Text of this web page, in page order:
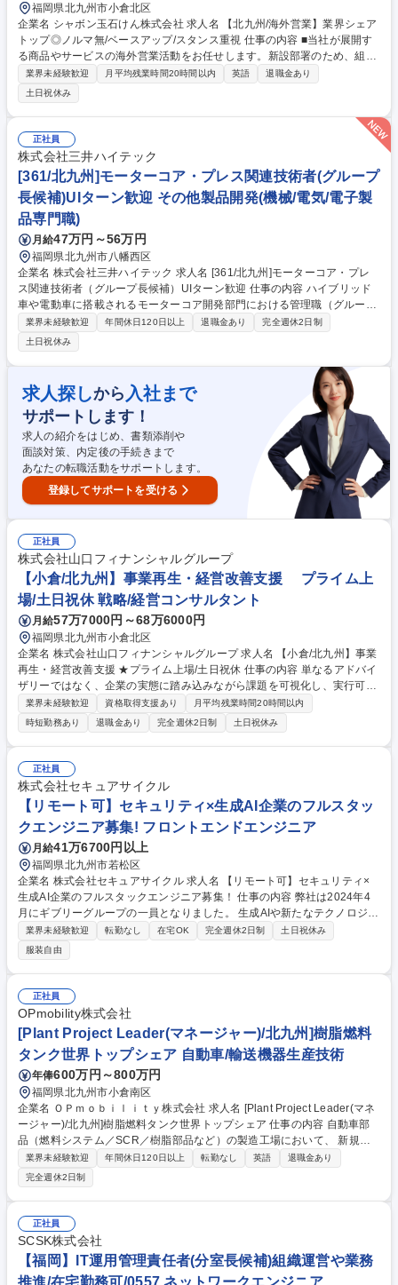
福岡県北九州市小倉北区
企業名 シャボン玉石けん株式会社 求人名 【北九州/海外営業】業界シェア
トップ◎ノルマ無/ベースアップ/スタンス重視 仕事の内容 ■当社が展開す
る商品やサービスの海外営業活動をお任せします。新設部署のため、組織
を拡大化するフェーズに立ち会えるやりがいのあるポジションです。※状
況により国内営業も発生します ■海外取引先の新規開拓：マーケット選定
～契約締結～物流の流れを作るまでを一貫して担当いただきます ■既存代
理店への営業活動：CRM部署とも連携を図りながら国内代理店のノウハ
ウを海外代理店向けに展開いただきます ■申請資料/提案資料/商品カタロ
グの英文作成 ★海外出張は年2～3回ほどで出張期間は1週間～2週間のた
め、基本的には国内に身を置くことができるので生活基盤が安定します！
募集職種 【北九州/海外営業】業界シェアトップ◎ノルマ無/ベースアップ/
スタンス重視
業界未経験歓迎 月平均残業時間20時間以内 英語
退職金あり
土日祝休み
正社員
株式会社三井ハイテック
[361/北九州]モーターコア・プレス関連技術者(グループ
長候補)UIターン歓迎 その他製品開発(機械/電気/電子製
品専門職)
月給47万円～56万円
福岡県北九州市八幡西区
企業名 株式会社三井ハイテック 求人名 [361/北九州]モーターコア・プレ
ス関連技術者（グループ長候補）UIターン歓迎 仕事の内容 ハイブリッド
車や電動車に搭載されるモーターコア開発部門における管理職（グループ
長クラス）として、機械系技術業務または電気系技術業務とマネジメント
を担当いただきます。 【具体的には】 ■モーターコア生産プレス開発・評
価 ■モーターコア生産プレス生準業務 ※経験・スキルに合わせて業務をお
任せしていきます。 ※選考中にリファレンスチェックを実施しますので、
ご了承ください。 募集職種 [361/北九州]モーターコア・プレス関連技術者
（グループ長候補）UIターン歓迎
業界未経験歓迎 年間休日120日以上 退職金あり
完全週休2日制
土日祝休み
求人探しから 入社まで
サポートします！
求人の紹介をはじめ、書類添削や
面談対策、内定後の手続きまで
あなたの転職活動をサポートします。
登録してサポートを受ける
正社員
株式会社山口フィナンシャルグループ
【小倉/北九州】事業再生・経営改善支援 プライム上
場/土日祝休 戦略/経営コンサルタント
月給57万7000円～68万6000円
福岡県北九州市小倉北区
企業名 株式会社山口フィナンシャルグループ 求人名 【小倉/北九州】事業
再生・経営改善支援 ★プライム上場/土日祝休 仕事の内容 単なるアドバイ
ザリーではなく、企業の実態に踏み込みながら課題を可視化し、実行可能
な再生スキームを構築・推進することで、顧客企業の再成長と地域経済の
安定に貢献していただきます。 【再生支援業務の企画・推進】■経営状
況・財務状況の分析、課題抽出■事業再生・経営改善に向けた支援方針・
再生計画の検討■再生支援スキームの企画及び実行支援【関係者との調
整・実行支援】■取引先経営陣との協議・助言■金融機関、外部専門家（コ
ンサル、士業等）との連携■再生計画の進捗管理、フォローアップ※コン
サル会社又は金融機関における再生支援業務経験を活かし、即戦力として
活躍いただくことを期待します。 募集職種 【小倉/北九州】事業再生・経
営改善支援 ★プライム上場/土日祝休
業界未経験歓迎 資格取得支援あり
月平均残業時間20時間以内
時短勤務あり
退職金あり 完全週休2日制 土日祝休み
正社員
株式会社セキュアサイクル
【リモート可】セキュリティ×生成AI企業のフルスタッ
クエンジニア募集! フロントエンドエンジニア
月給41万6700円以上
福岡県北九州市若松区
企業名 株式会社セキュアサイクル 求人名 【リモート可】セキュリティ×
生成AI企業のフルスタックエンジニア募集！ 仕事の内容 弊社は2024年4
月にギブリーグループの一員となりました。 生成AIや新たなテクノロジー
の発展に伴い、情報セキュリティの重要性は増す中で、大手企業様を中心
とした、品質とセキュリティを考慮した 「伴走支援型開発」を行っていま
す。 【具体的な内容】 ・Webアプリケーション開発・保守 ・各基幹シス
テムにおける要件ヒアリングや顧客折衝 ・システム設計、開発、テスト
・開発プロセスの最適化、プログラミング言語・開発環境・ツール など技
術選定 募集職種 【リモート可】セキュリティ×生成AI企業のフルスタック
エンジニア募集！
業界未経験歓迎 転勤なし 在宅OK 完全週休2日制
土日祝休み
服装自由
正社員
OPmobility株式会社
[Plant Project Leader(マネージャー)/北九州]樹脂燃料
タンク世界トップシェア 自動車/輸送機器生産技術
年俸600万円～800万円
福岡県北九州市小倉南区
企業名 ＯＰｍｏｂｉｌｉｔｙ株式会社 求人名 [Plant Project Leader(マネ
ージャー)/北九州]樹脂燃料タンク世界トップシェア 仕事の内容 自動車部
品（燃料システム／SCR／樹脂部品など）の製造工場において、 新規量
産立ち上げプロジェクトを統括し、部下を率いて工場全体の成果に責任を
持つ管理職ポジションです。 ■新規量産立ち上げに向けた プロジェクト計
画（スケジュール・予算・投資）の策定と管理 ■開発・購買・品質・製
造・技術・物流などの多部門との調整・リード ■設備導入、工程設計、レ
イアウト検討、試作（Prototype）対応など、生産準備活動の推進 ■サプラ
イヤーと仕様調整や設計変更の管理・対応 ■量産開始に向けた 品質・コス
ト・納期・安全（QCDS）目標の達成管理 募集職種 [Plant Project Leader
(マネージャー)/北九州]樹脂燃料タンク世界トップシェア
業界未経験歓迎 年間休日120日以上 転勤なし 英語
退職金あり
完全週休2日制
正社員
SCSK株式会社
【福岡】IT運用管理責任者(分室長候補)組織運営や業務
推進/在宅勤務可/0557 ネットワークエンジニア